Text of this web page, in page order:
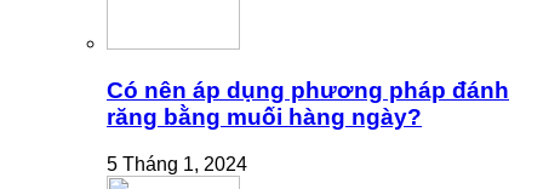
Có nên áp dụng phương pháp đánh
răng bằng muối hàng ngày?
5 Tháng 1, 2024